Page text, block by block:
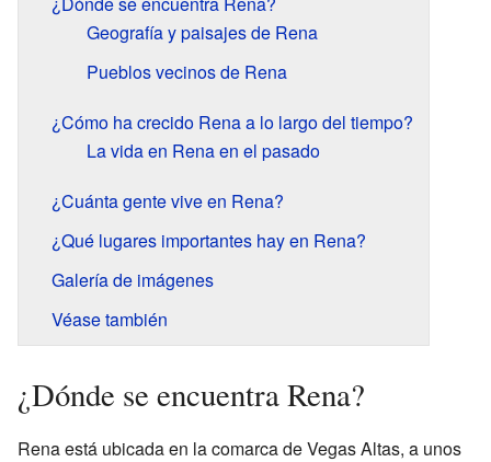
Geografía y paisajes de Rena
Pueblos vecinos de Rena
¿Cómo ha crecido Rena a lo largo del tiempo?
La vida en Rena en el pasado
¿Cuánta gente vive en Rena?
¿Qué lugares importantes hay en Rena?
Galería de imágenes
Véase también
¿Dónde se encuentra Rena?
Rena está ubicada en la comarca de Vegas Altas, a unos